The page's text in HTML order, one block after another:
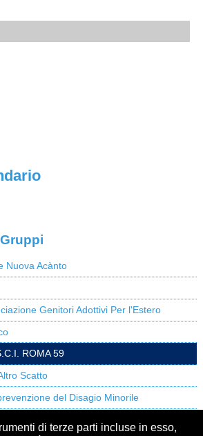
di terze parti incluse in esso,
Nuova Acànto
Genitori Adottivi Per l'Estero
ROMA 59
Scatto
del Disagio Minorile